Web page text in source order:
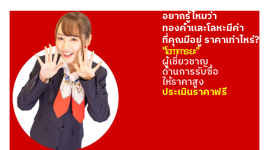
อยากรู้ไหมว่า
ทองคำและโลหะมีค่า
ที่คุณมีอยู่ ราคาเท่าไหร่?
"โอทาคาระยะ"
ผู้เชี่ยวชาญ
ด้านการรับซื้อ
ให้ราคาสูง
ประเมินราคาฟรี